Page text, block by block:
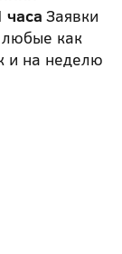
часа Заявки
как
и на неделю